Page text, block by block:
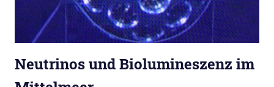
Neutrinos und Biolumineszenz im